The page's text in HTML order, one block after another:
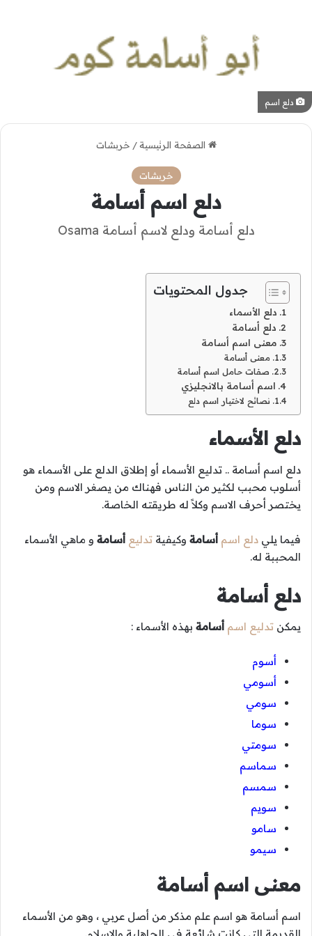
دلع اسم
الصفحة الرئيسية / خربشات
خربشات
دلع اسم أسامة
دلع أسامة ودلع لاسم أسامة Osama
جدول المحتويات
دلع الأسماء
دلع أسامة
معنى اسم أسامة
معنى أسامة
صفات حامل اسم أسامة
اسم أسامة بالانجليزي
نصائح لاختيار اسم دلع
دلع الأسماء
دلع اسم أسامة .. تدليع الأسماء أو إطلاق الدلع على الأسماء هو
أسلوب محبب لكثير من الناس فهناك من يصغر الاسم ومن
يختصر أحرف الاسم وكلاً له طريقته الخاصة.
فيما يلي دلع اسم أسامة وكيفية تدليع أسامة و ماهي الأسماء
المحببة له.
دلع أسامة
يمكن تدليع اسم أسامة بهذه الأسماء :
أسوم
أسومي
سومي
سوما
سومتي
سماسم
سمسم
سويم
سامو
سيمو
معنى اسم أسامة
اسم أسامة هو اسم علم مذكر من أصل عربي ، وهو من الأسماء
القديمة التي كانت شائعة في الجاهلية والإسلام.